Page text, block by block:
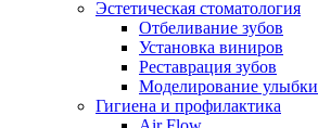
Эстетическая стоматология
Отбеливание зубов
Установка виниров
Реставрация зубов
Моделирование улыбки
Гигиена и профилактика